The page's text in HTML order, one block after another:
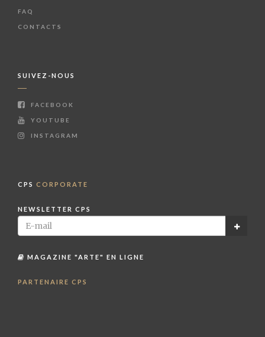
FAQ
CONTACTS
SUIVEZ-NOUS
FACEBOOK
YOUTUBE
INSTAGRAM
CPS CORPORATE
NEWSLETTER CPS
MAGAZINE "ARTE" EN LIGNE
PARTENAIRE CPS